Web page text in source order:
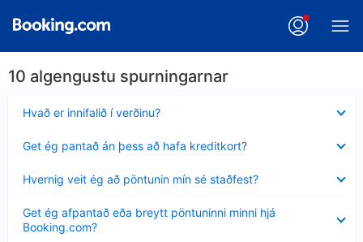
10 algengustu spurningarnar
Hvað er innifalið í verðinu?
sýnt
Get ég pantað án þess að hafa kreditkort?
sýnt
Hvernig veit ég að pöntunin mín sé staðfest?
sýnt
Get ég afpantað eða breytt pöntuninni minni hjá
Booking.com?
sýnt